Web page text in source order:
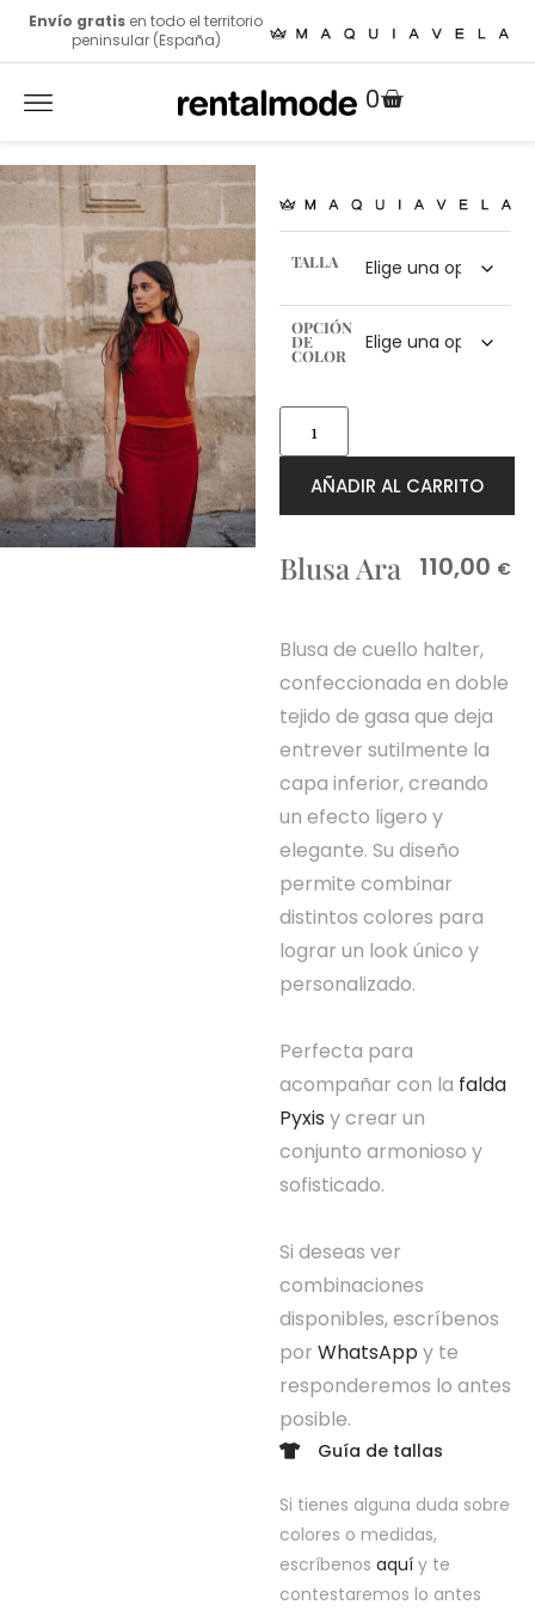
Envío gratis en todo el territorio
peninsular (España)
0
TALLA
OPCIÓN
DE
COLOR
AÑADIR AL CARRITO
Blusa Ara 110,00 €
Blusa de cuello halter,
confeccionada en doble
tejido de gasa que deja
entrever sutilmente la
capa inferior, creando
un efecto ligero y
elegante. Su diseño
permite combinar
distintos colores para
lograr un look único y
personalizado.
Perfecta para
acompañar con la falda
Pyxis y crear un
conjunto armonioso y
sofisticado.
Si deseas ver
combinaciones
disponibles, escríbenos
por WhatsAppy te
responderemos lo antes
posible.
Guía de tallas
Si tienes alguna duda sobre
colores o medidas,
escríbenos aquíy te
contestaremos lo antes